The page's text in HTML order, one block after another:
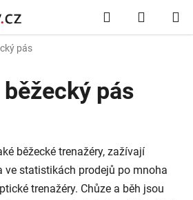
Hledat
KOŠÍK
pás
pás
běžecké trenažéry, zažívají
ve statistikách prodejů po mnoha
trenažéry. Chůze a běh jsou